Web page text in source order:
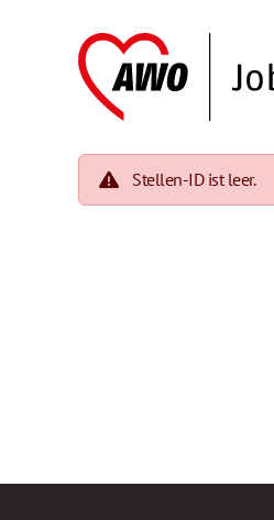
Stellen-ID ist leer.